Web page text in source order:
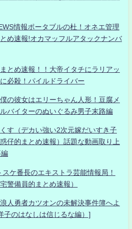
情報ポータブルの杜！オネエ管理
め速報!オカマッフルアタックナンバ
とめ速報！！大帝イタチにラリアッ
必殺！パイルドライバー
の彼女はエリーちゃん人形！豆腐メ
バイターのぬいぐるみ男子末路編
す（デカい強い2次元嫁だいすき子
仔的まとめ速報）話題な動画取り上
ケ番長のエキストラ芸能情報局！
警備員的まとめ速報）
人勇者カツオンの未解決事件簿へよ
子のはなしは信じるな編）]